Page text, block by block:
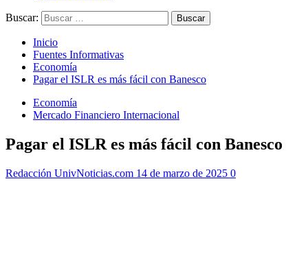
Buscar:
Inicio
Fuentes Informativas
Economía
Pagar el ISLR es más fácil con Banesco
Economía
Mercado Financiero Internacional
Pagar el ISLR es más fácil con Banesco
Redacción UnivNoticias.com 14 de marzo de 2025 0